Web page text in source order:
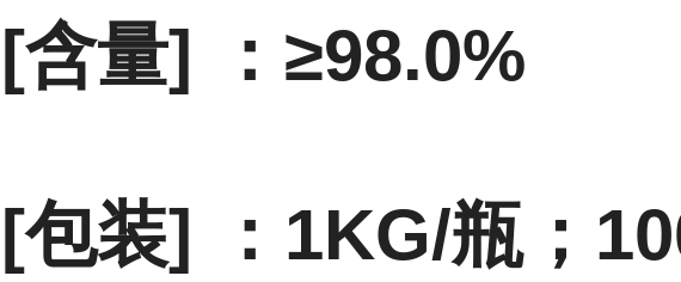
[含量] ：≥98.0%
[包装] ： 1KG/瓶；